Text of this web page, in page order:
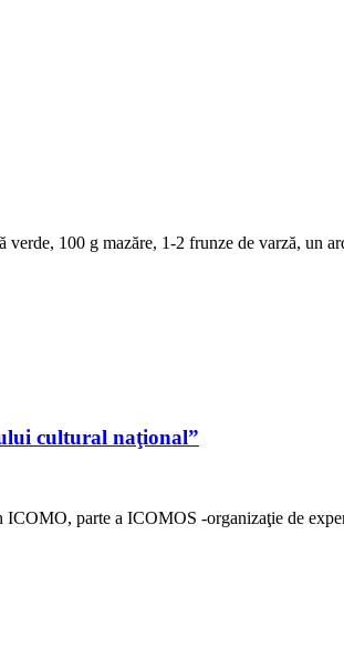
100 g mazăre, 1-2 frunze de varză, un
cultural naţional”
parte a ICOMOS -organizaţie de